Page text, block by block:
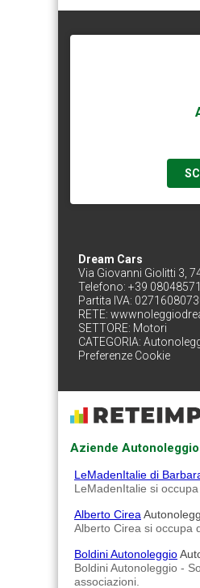
Dream Cars
Via Giovanni Giolitti 3,
Telefono: +39
Partita IVA:
RETE:
SETTORE: Motori
CATEGORIA:
Preferenze Cookie
Aziende Autonoleggio
LeMadenItalie di
LeMadenItalie si
Alberto Cirea
Alberto Cirea si occupa
Boldini Autonoleggio
Boldini Autonoleggio -
associazioni.